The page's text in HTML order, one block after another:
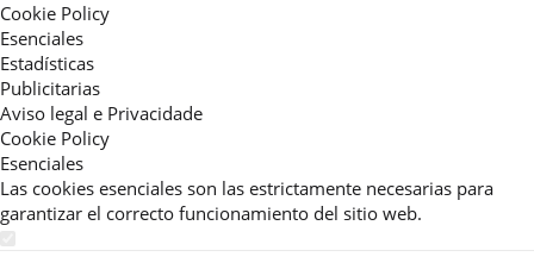
Cookie Policy
Esenciales
Estadísticas
Publicitarias
Aviso legal e Privacidade
Cookie Policy
Esenciales
Las cookies esenciales son las estrictamente necesarias para
garantizar el correcto funcionamiento del sitio web.